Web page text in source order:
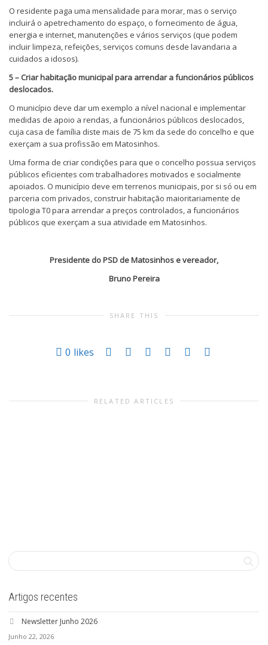
O residente paga uma mensalidade para morar, mas o serviço
incluirá o apetrechamento do espaço, o fornecimento de água,
energia e internet, manutenções e vários serviços (que podem
incluir limpeza, refeições, serviços comuns desde lavandaria a
cuidados a idosos).
5 – Criar habitação municipal para arrendar a funcionários públicos
deslocados.
O município deve dar um exemplo a nível nacional e implementar
medidas de apoio a rendas, a funcionários públicos deslocados,
cuja casa de família diste mais de 75 km da sede do concelho e que
exerçam a sua profissão em Matosinhos.
Uma forma de criar condições para que o concelho possua serviços
públicos eficientes com trabalhadores motivados e socialmente
apoiados. O município deve em terrenos municipais, por si só ou em
parceria com privados, construir habitação maioritariamente de
tipologia T0 para arrendar a preços controlados, a funcionários
públicos que exerçam a sua atividade em Matosinhos.
Presidente do PSD de Matosinhos e vereador,
Bruno Pereira
SHARE THIS
0 likes
RELATED ARTICLES
Artigos recentes
Newsletter Junho 2026
Junho 22, 2026